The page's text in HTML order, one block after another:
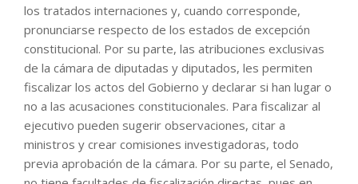
los tratados internaciones y, cuando corresponde,
pronunciarse respecto de los estados de excepción
constitucional. Por su parte, las atribuciones exclusivas
de la cámara de diputadas y diputados, les permiten
fiscalizar los actos del Gobierno y declarar si han lugar o
no a las acusaciones constitucionales. Para fiscalizar al
ejecutivo pueden sugerir observaciones, citar a
ministros y crear comisiones investigadoras, todo
previa aprobación de la cámara. Por su parte, el Senado,